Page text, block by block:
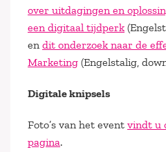
over uitdagingen en
een digitaal tijdperk
en dit onderzoek naar de
Marketing (Engelstalig,
Digitale knipsels
Foto’s van het event vindt u
pagina.